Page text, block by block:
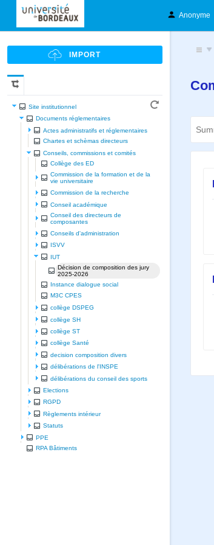
Anonyme
Site institutionnel
Documents réglementaires
Actes administratifs et réglementaires
Chartes et schèmas directeurs
Conseils, commissions et comités
Collège des ED
Commission de la formation et de la
vie universitaire
Commission de la recherche
Conseil académique
Conseil des directeurs de
composantes
Conseils d'administration
ISVV
IUT
Décision de composition des jury
2025-2026
Instance dialogue social
M3C CPES
collège DSPEG
collège SH
collège ST
collège Santé
decision composition divers
délibérations de l'INSPE
délibérations du conseil des sports
Elections
RGPD
Règlements intérieur
Statuts
PPE
RPA Bâtiments